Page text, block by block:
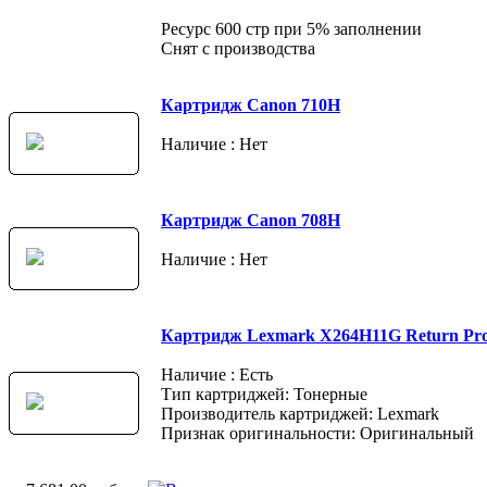
Ресурс 600 стр при 5% заполнении
Снят с производства
Картридж Canon 710H
Наличие : Нет
Картридж Canon 708H
Наличие : Нет
Картридж Lexmark X264H11G Return
Наличие : Есть
Тип картриджей: Тонерные
Производитель картриджей: Lexmark
Признак оригинальности: Оригинальный